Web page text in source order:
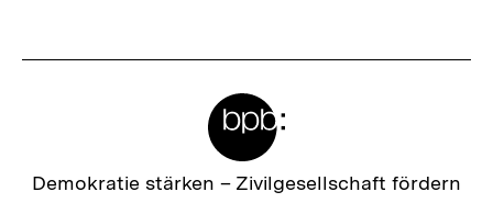
Zur
Demokratie stärken – Zivilgesellschaft fördern